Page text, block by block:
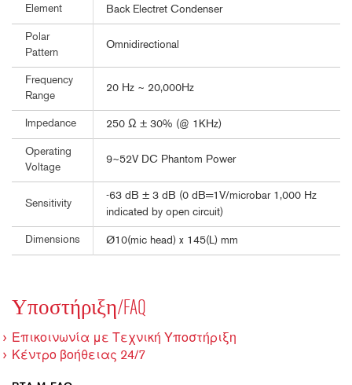
Element Back Electret Condenser
Polar
Pattern
Omnidirectional
Frequency
Range
20 Hz ~ 20,000Hz
Impedance 250 Ω ± 30% (@ 1KHz)
Operating
Voltage
9~52V DC Phantom Power
Sensitivity
-63 dB ± 3 dB (0 dB=1V/microbar 1,000 Hz
indicated by open circuit)
Dimensions Ø10(mic head) x 145(L) mm
Υποστήριξη/FAQ
Επικοινωνία με Τεχνική Υποστήριξη
Κέντρο βοήθειας 24/7